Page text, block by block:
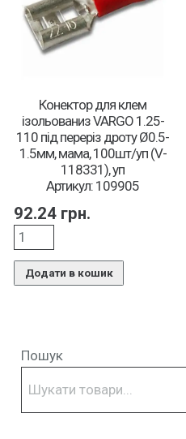
Конектор для клем
ізольованиз VARGO 1.25-
110 під переріз дроту Ø0.5-
1.5мм, мама, 100шт/уп (V-
118331), уп
Артикул: 109905
92.24 грн.
Додати в кошик
Пошук